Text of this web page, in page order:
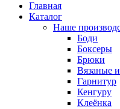
Главная
Каталог
Наше
Боди
Боксеры
Брюки
Вязаные
Гарнитур
Кенгуру
Клеёнка